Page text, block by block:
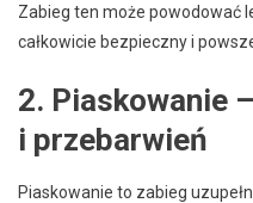
Zabieg ten może powodować
całkowicie bezpieczny i
2. Piaskowanie
i przebarwień
Piaskowanie to zabieg